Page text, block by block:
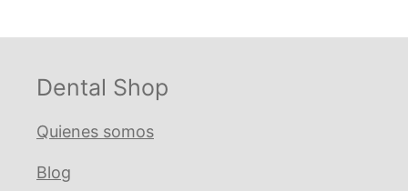
Dental Shop
Quienes somos
Blog